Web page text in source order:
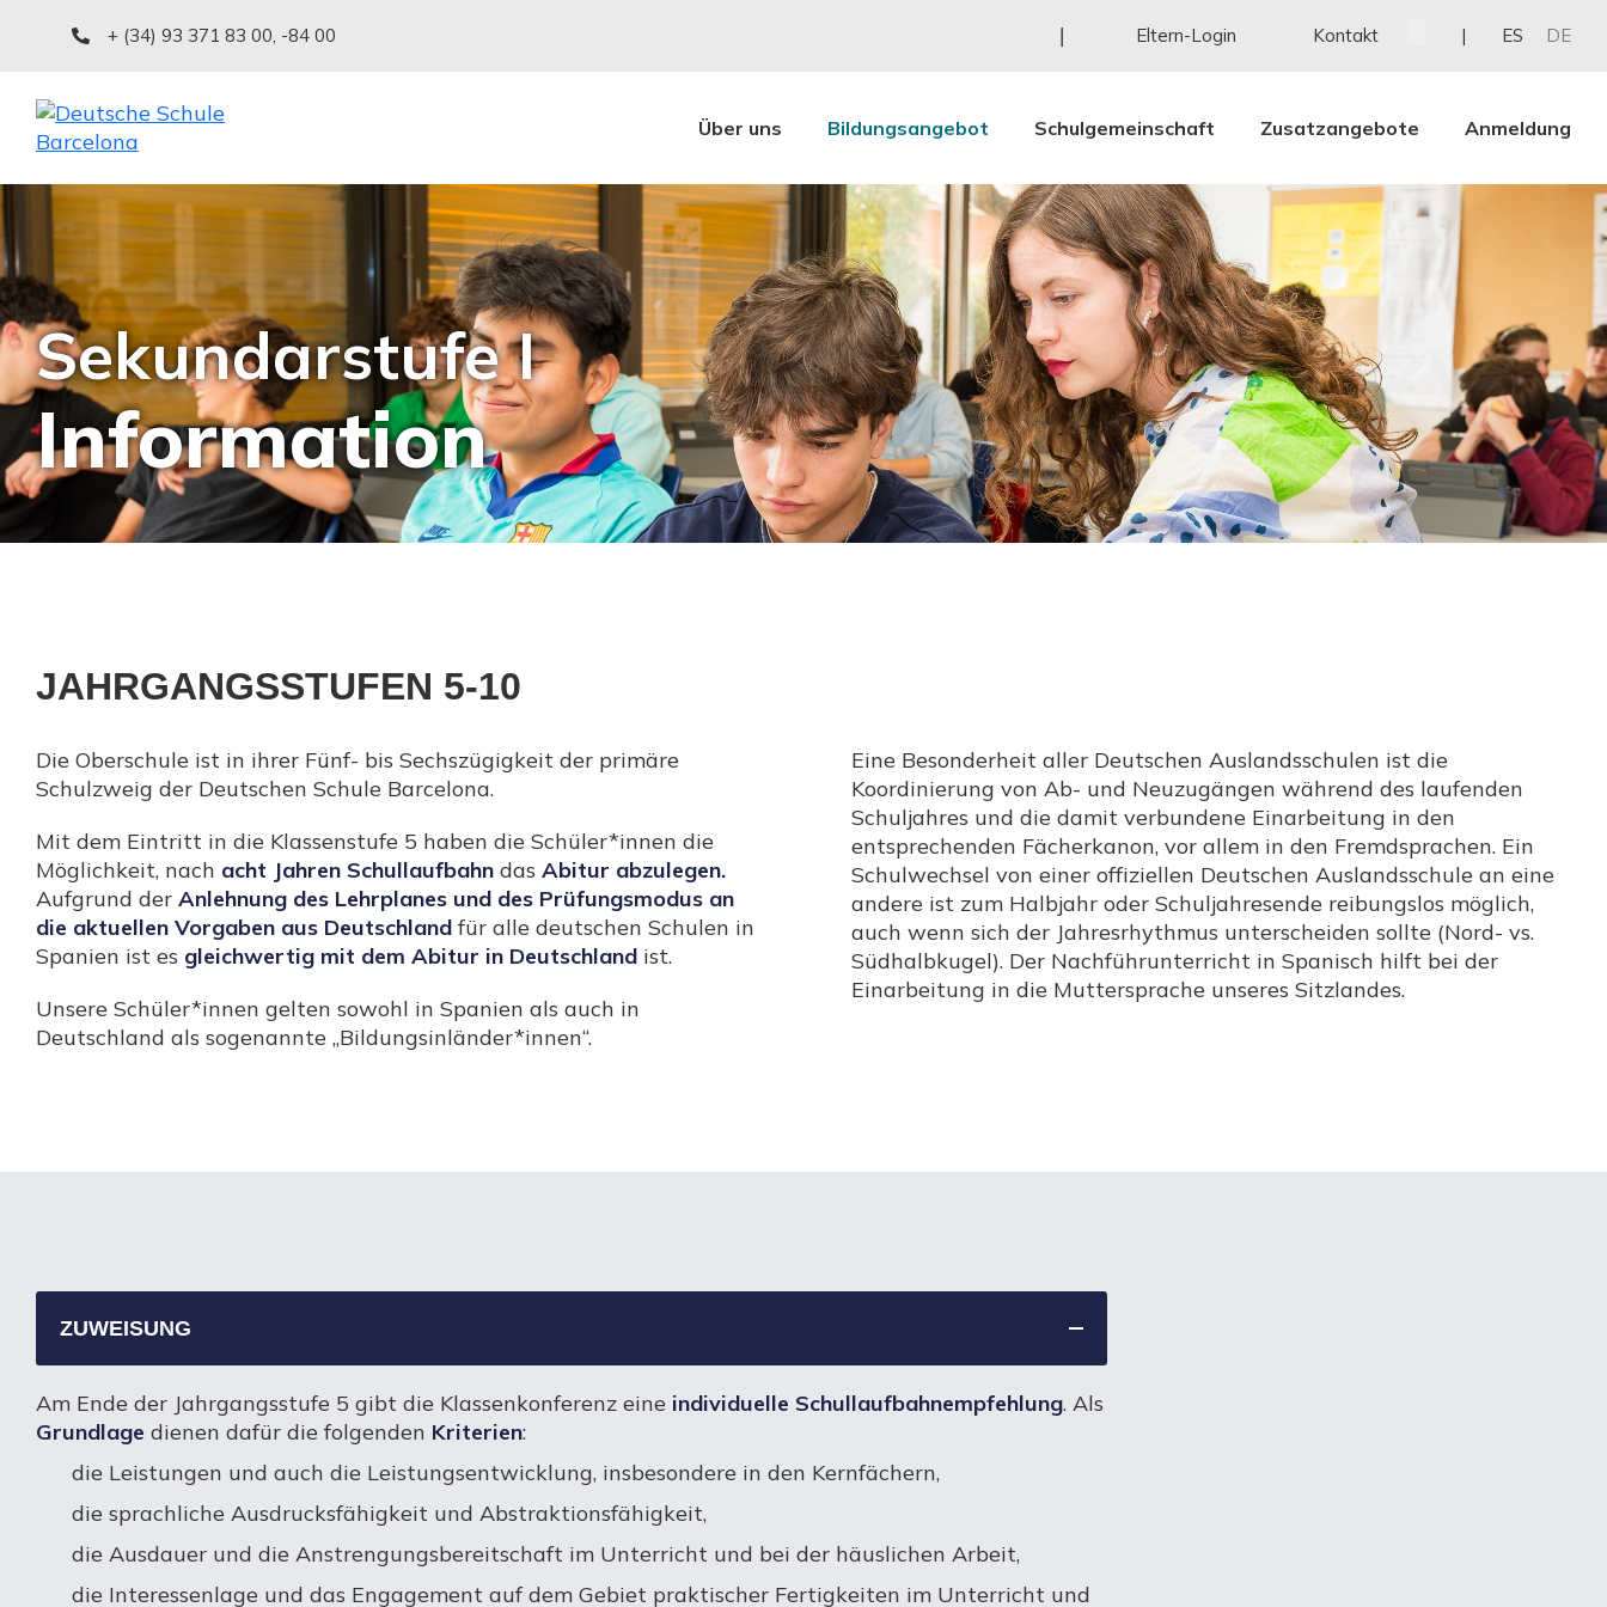
+ (34) 93 371 83 00, -84 00 Eltern-Login Kontakt ES DE
Über uns Bildungsangebot Schulgemeinschaft Zusatzangebote Anmeldung
Sekundarstufe I
Information
JAHRGANGSSTUFEN 5-10
Die Oberschule ist in ihrer Fünf- bis Sechszügigkeit der primäre
Schulzweig der Deutschen Schule Barcelona.
Mit dem Eintritt in die Klassenstufe 5 haben die Schüler*innen die
Möglichkeit, nach acht Jahren Schullaufbahn das Abitur abzulegen.
Aufgrund der Anlehnung des Lehrplanes und des Prüfungsmodus an
die aktuellen Vorgaben aus Deutschland für alle deutschen Schulen in
Spanien ist es gleichwertig mit dem Abitur in Deutschland ist.
Unsere Schüler*innen gelten sowohl in Spanien als auch in
Deutschland als sogenannte „Bildungsinländer*innen“.
Eine Besonderheit aller Deutschen Auslandsschulen ist die
Koordinierung von Ab- und Neuzugängen während des laufenden
Schuljahres und die damit verbundene Einarbeitung in den
entsprechenden Fächerkanon, vor allem in den Fremdsprachen. Ein
Schulwechsel von einer offiziellen Deutschen Auslandsschule an eine
andere ist zum Halbjahr oder Schuljahresende reibungslos möglich,
auch wenn sich der Jahresrhythmus unterscheiden sollte (Nord- vs.
Südhalbkugel). Der Nachführunterricht in Spanisch hilft bei der
Einarbeitung in die Muttersprache unseres Sitzlandes.
ZUWEISUNG
Am Ende der Jahrgangsstufe 5 gibt die Klassenkonferenz eine individuelle Schullaufbahnempfehlung. Als
Grundlage dienen dafür die folgenden Kriterien:
die Leistungen und auch die Leistungsentwicklung, insbesondere in den Kernfächern,
die sprachliche Ausdrucksfähigkeit und Abstraktionsfähigkeit,
die Ausdauer und die Anstrengungsbereitschaft im Unterricht und bei der häuslichen Arbeit,
die Interessenlage und das Engagement auf dem Gebiet praktischer Fertigkeiten im Unterricht und